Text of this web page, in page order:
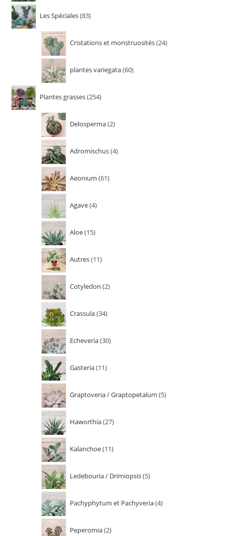
Les Spéciales 83
Cristations et monstruosités 24
plantes variegata 60
Plantes grasses 254
Delosperma 2
Adromischus 4
Aeonium 61
Agave 4
Aloe 15
Autres 11
Cotyledon 2
Crassula 34
Echeveria 30
Gasteria 11
Graptoveria / Graptopetalum 5
Haworthia 27
Kalanchoe 11
Ledebouria / Drimiopsis 5
Pachyphytum et Pachyveria 4
Peperomia 2